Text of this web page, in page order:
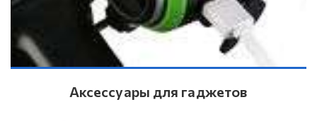
Аксессуары для гаджетов